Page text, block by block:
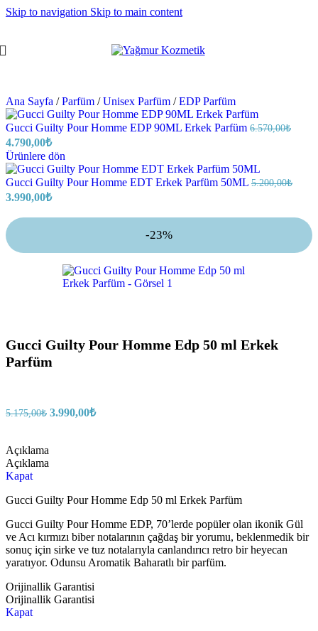
Skip to navigation Skip to main content
Ana Sayfa / Parfüm / Unisex Parfüm / EDP Parfüm
Gucci Guilty Pour Homme EDP 90ML Erkek Parfüm 6.570,00₺
4.790,00₺
Ürünlere dön
Gucci Guilty Pour Homme EDT Erkek Parfüm 50ML 5.200,00₺
3.990,00₺
-23%
Gucci Guilty Pour Homme Edp 50 ml Erkek
Parfüm
5.175,00₺ 3.990,00₺
Açıklama
Açıklama
Kapat
Gucci Guilty Pour Homme Edp 50 ml Erkek Parfüm
Gucci Guilty Pour Homme EDP, 70’lerde popüler olan ikonik Gül
ve Acı kırmızı biber notalarının çağdaş bir yorumu, beklenmedik bir
sonuç için sirke ve tuz notalarıyla canlandırıcı retro bir heyecan
yaratıyor. Odunsu Aromatik Baharatlı bir parfüm.
Orijinallik Garantisi
Orijinallik Garantisi
Kapat